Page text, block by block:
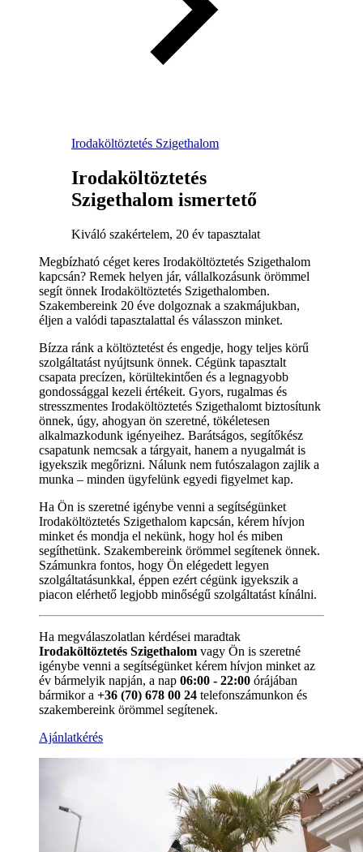
Irodaköltöztetés Szigethalom
Irodaköltöztetés
Szigethalom ismertető
Kiváló szakértelem, 20 év tapasztalat
Megbízható céget keres Irodaköltöztetés Szigethalom
kapcsán? Remek helyen jár, vállalkozásunk örömmel
segít önnek Irodaköltöztetés Szigethalomben.
Szakembereink 20 éve dolgoznak a szakmájukban,
éljen a valódi tapasztalattal és válasszon minket.
Bízza ránk a költöztetést és engedje, hogy teljes körű
szolgáltatást nyújtsunk önnek. Cégünk tapasztalt
csapata precízen, körültekintően és a legnagyobb
gondossággal kezeli értékeit. Gyors, rugalmas és
stresszmentes Irodaköltöztetés Szigethalomt biztosítunk
önnek, úgy, ahogyan ön szeretné, tökéletesen
alkalmazkodunk igényeihez. Barátságos, segítőkész
csapatunk nemcsak a tárgyait, hanem a nyugalmát is
igyekszik megőrizni. Nálunk nem futószalagon zajlik a
munka – minden ügyfelünk egyedi figyelmet kap.
Ha Ön is szeretné igénybe venni a segítségünket
Irodaköltöztetés Szigethalom kapcsán, kérem hívjon
minket és mondja el nekünk, hogy hol és miben
segíthetünk. Szakembereink örömmel segítenek önnek.
Számunkra fontos, hogy Ön elégedett legyen
szolgáltatásunkkal, éppen ezért cégünk igyekszik a
piacon elérhető legjobb minőségű szolgáltatást kínálni.
Ha megválaszolatlan kérdései maradtak
Irodaköltöztetés Szigethalom vagy Ön is szeretné
igénybe venni a segítségünket kérem hívjon minket az
év bármelyik napján, a nap 06:00 - 22:00 órájában
bármikor a +36 (70) 678 00 24 telefonszámunkon és
szakembereink örömmel segítenek.
Ajánlatkérés